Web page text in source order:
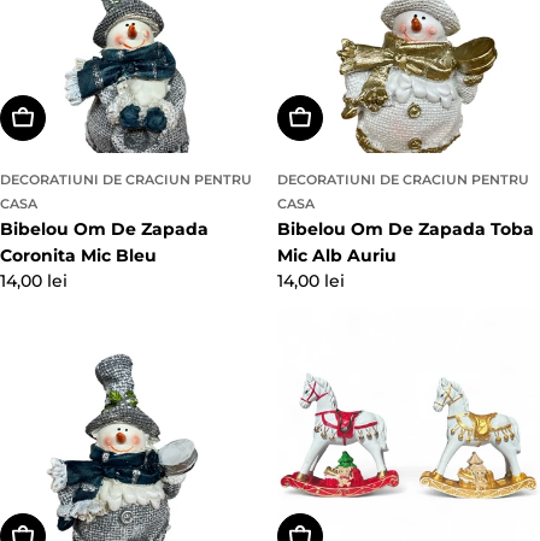
Adaugă In Coş
DECORATIUNI DE CRACIUN PENTRU
CASA
Bibelou Om De Zapada
Coronita Mic Bleu
Preț
14,00 lei
Adaugă In Coş
DECORATIUNI DE CRACIUN PENTRU
CASA
Bibelou Om De Zapada Toba
Mic Alb Auriu
Preț
14,00 lei
Adaugă In Coş Alegeți Opțiunile